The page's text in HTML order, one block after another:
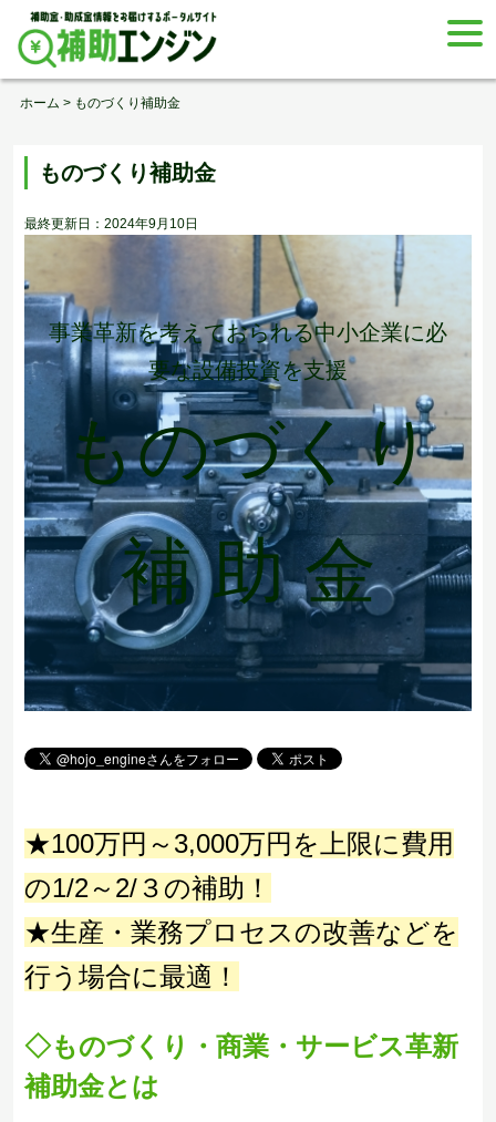
Skip
content
ホーム > ものづくり補助金
ものづくり補助金
最終更新日：2024年9月10日
事業革新を考えておられる中小企業に必
要な設備投資を支援
ものづくり
補 助 金
★100万円～3,000万円を上限に費用
の1/2～2/３の補助！
★生産・業務プロセスの改善などを
行う場合に最適！
◇ものづくり・商業・サービス革新
補助金とは